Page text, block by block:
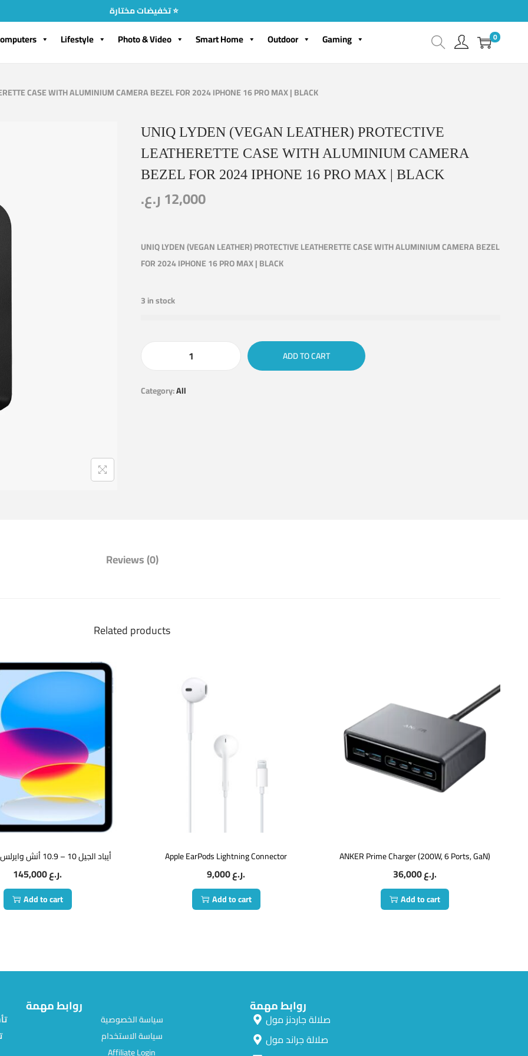
تخفيضات مختارة ⭐
Lifestyle Photo & Video Smart Home Outdoor Gaming 0
CASE WITH ALUMINIUM CAMERA BEZEL FOR 2024 IPHONE 16 PRO MAX | BLACK
UNIQ LYDEN (VEGAN LEATHER) PROTECTIVE
LEATHERETTE CASE WITH ALUMINIUM CAMERA
BEZEL FOR 2024 IPHONE 16 PRO MAX | BLACK
12,000 ر.ع.
UNIQ LYDEN (VEGAN LEATHER) PROTECTIVE LEATHERETTE CASE WITH ALUMINIUM CAMERA BEZEL
FOR 2024 IPHONE 16 PRO MAX | BLACK
3 in stock
ADD TO CART
Category:All
Reviews (0)
Related products
أيباد الجيل 10 – 10.9 أنش وايرلس 64 جي بي
145,000 ر.ع.
Add to cart
Apple EarPods Lightning Connector
9,000 ر.ع.
Add to cart
ANKER Prime Charger (200W, 6 Ports, GaN)
36,000 ر.ع.
Add to cart
روابط مهمة
سياسة الخصوصية
سياسة الاستخدام
Affiliate Login
روابط مهمة
صلالة جاردنز مول
صلالة جراند مول